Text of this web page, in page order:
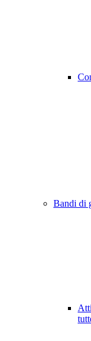
Bandi di